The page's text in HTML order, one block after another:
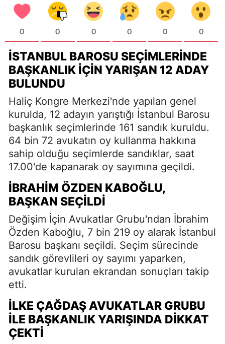
0 0 0 0 0 0
İSTANBUL BAROSU SEÇIMLERINDE
BAŞKANLIK İÇIN YARIŞAN 12 ADAY
BULUNDU
Haliç Kongre Merkezi'nde yapılan genel
kurulda, 12 adayın yarıştığı İstanbul Barosu
başkanlık seçimlerinde 161 sandık kuruldu.
64 bin 72 avukatın oy kullanma hakkına
sahip olduğu seçimlerde sandıklar, saat
17.00'de kapanarak oy sayımına geçildi.
İBRAHIM ÖZDEN KABOĞLU,
BAŞKAN SEÇILDI
Değişim İçin Avukatlar Grubu'ndan İbrahim
Özden Kaboğlu, 7 bin 219 oy alarak İstanbul
Barosu başkanı seçildi. Seçim sürecinde
sandık görevlileri oy sayımı yaparken,
avukatlar kurulan ekrandan sonuçları takip
etti.
İLKE ÇAĞDAŞ AVUKATLAR GRUBU
İLE BAŞKANLIK YARIŞINDA DIKKAT
ÇEKTI